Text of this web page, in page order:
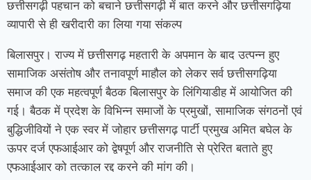
छत्तीसगढ़ी पहचान को बचाने छत्तीसगढ़ी में बात करने और छत्तीसगढ़िया
व्यापारी से ही खरीदारी का लिया गया संकल्प
बिलासपुर। राज्य में छत्तीसगढ़ महतारी के अपमान के बाद उत्पन्न हुए
सामाजिक असंतोष और तनावपूर्ण माहौल को लेकर सर्व छत्तीसगढ़िया
समाज की एक महत्वपूर्ण बैठक बिलासपुर के लिंगियाडीह में आयोजित की
गई। बैठक में प्रदेश के विभिन्न समाजों के प्रमुखों, सामाजिक संगठनों एवं
बुद्धिजीवियों ने एक स्वर में जोहार छत्तीसगढ़ पार्टी प्रमुख अमित बघेल के
ऊपर दर्ज एफआईआर को द्वेषपूर्ण और राजनीति से प्रेरित बताते हुए
एफआईआर को तत्काल रद्द करने की मांग की।